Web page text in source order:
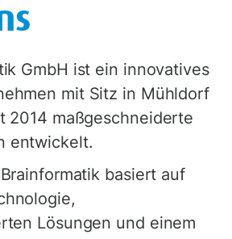
GmbH ist ein innovatives
mit Sitz in Mühldorf
2014 maßgeschneiderte
entwickelt.
basiert auf
Lösungen und einem